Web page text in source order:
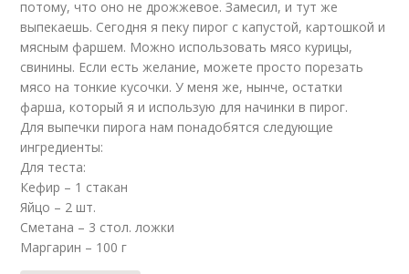
потому, что оно не дрожжевое. Замесил, и тут же
выпекаешь. Сегодня я пеку пирог с капустой, картошкой и
мясным фаршем. Можно использовать мясо курицы,
свинины. Если есть желание, можете просто порезать
мясо на тонкие кусочки. У меня же, нынче, остатки
фарша, который я и использую для начинки в пирог.
Для выпечки пирога нам понадобятся следующие
ингредиенты:
Для теста:
Кефир – 1 стакан
Яйцо – 2 шт.
Сметана – 3 стол. ложки
Маргарин – 100 г